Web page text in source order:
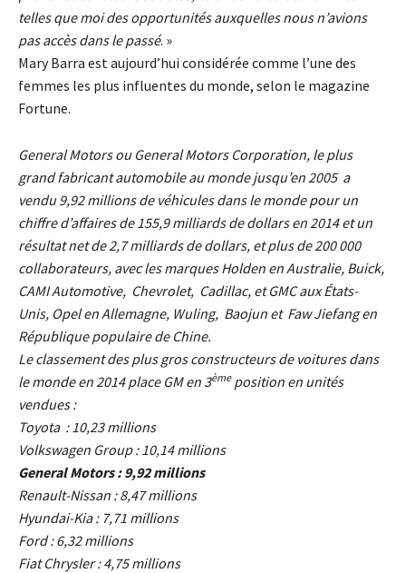
telles que moi des opportunités auxquelles nous n’avions
pas accès dans le passé. »
Mary Barra est aujourd’hui considérée comme l’une des
femmes les plus influentes du monde, selon le magazine
Fortune.
General Motors ou General Motors Corporation, le plus
grand fabricant automobile au monde jusqu’en 2005 a
vendu 9,92 millions de véhicules dans le monde pour un
chiffre d’affaires de 155,9 milliards de dollars en 2014 et un
résultat net de 2,7 milliards de dollars, et plus de 200 000
collaborateurs, avec les marques Holden en Australie, Buick,
CAMI Automotive, Chevrolet, Cadillac, et GMC aux États-
Unis, Opel en Allemagne, Wuling, Baojun et Faw Jiefang en
République populaire de Chine.
Le classement des plus gros constructeurs de voitures dans
le monde en 2014 place GM en 3èmeposition en unités
vendues :
Toyota : 10,23 millions
Volkswagen Group : 10,14 millions
General Motors : 9,92 millions
Renault-Nissan : 8,47 millions
Hyundai-Kia : 7,71 millions
Ford : 6,32 millions
Fiat Chrysler : 4,75 millions